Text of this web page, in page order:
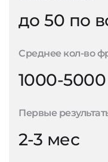
до 50 по
Среднее кол-во
1000-5000
Первые
2-3 мес